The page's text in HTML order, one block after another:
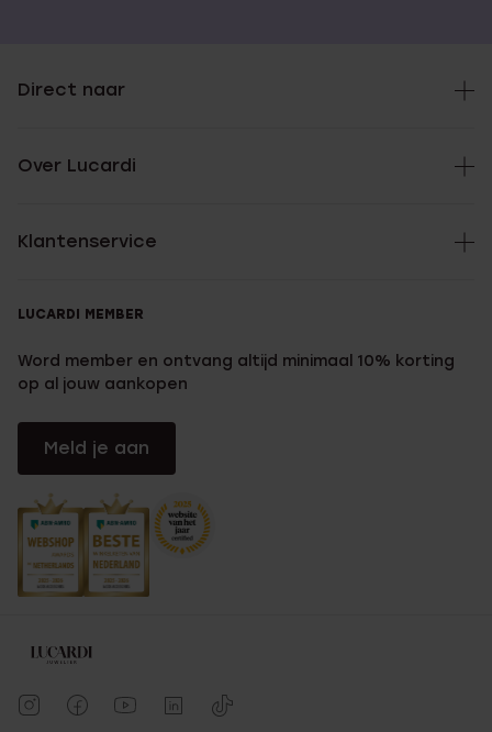
Direct naar
Over Lucardi
Klantenservice
LUCARDI MEMBER
Word member en ontvang altijd minimaal 10% korting
op al jouw aankopen
Meld je aan